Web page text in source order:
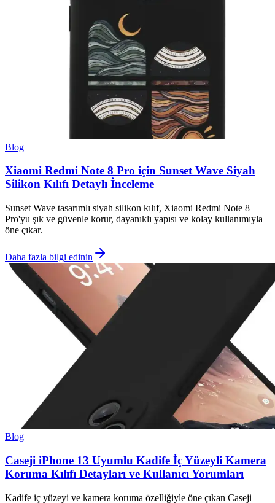
Blog
Xiaomi Redmi Note 8 Pro için Sunset Wave Siyah
Silikon Kılıfı Detaylı İnceleme
Sunset Wave tasarımlı siyah silikon kılıf, Xiaomi Redmi Note 8
Pro'yu şık ve güvenle korur, dayanıklı yapısı ve kolay kullanımıyla
öne çıkar.
Daha fazla bilgi edinin
Blog
Caseji iPhone 13 Uyumlu Kadife İç Yüzeyli Kamera
Koruma Kılıfı Detayları ve Kullanıcı Yorumları
Kadife iç yüzeyi ve kamera koruma özelliğiyle öne çıkan Caseji